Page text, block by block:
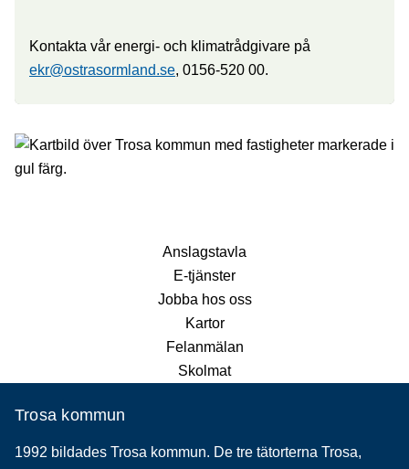
Kontakta vår energi- och klimatrådgivare på
ekr@ostrasormland.se, 0156-520 00.
Anslagstavla
E-tjänster
Jobba hos oss
Kartor
Felanmälan
Skolmat
Trosa kommun
1992 bildades Trosa kommun. De tre tätorterna Trosa,